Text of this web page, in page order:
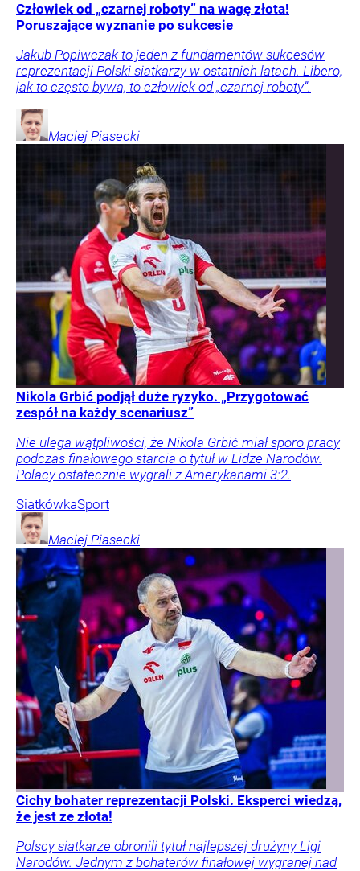
Człowiek od „czarnej roboty” na wagę złota!
Poruszające wyznanie po sukcesie
Jakub Popiwczak to jeden z fundamentów sukcesów
reprezentacji Polski siatkarzy w ostatnich latach. Libero,
jak to często bywa, to człowiek od „czarnej roboty”.
Maciej Piasecki
Nikola Grbić podjął duże ryzyko. „Przygotować
zespół na każdy scenariusz”
Nie ulega wątpliwości, że Nikola Grbić miał sporo pracy
podczas finałowego starcia o tytuł w Lidze Narodów.
Polacy ostatecznie wygrali z Amerykanami 3:2.
SiatkówkaSport
Maciej Piasecki
Cichy bohater reprezentacji Polski. Eksperci wiedzą,
że jest ze złota!
Polscy siatkarze obronili tytuł najlepszej drużyny Ligi
Narodów. Jednym z bohaterów finałowej wygranej nad